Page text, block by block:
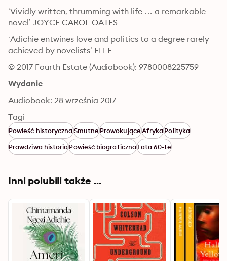
‘Vividly written, thrumming with life … a remarkable
novel’ JOYCE CAROL OATES
‘Adichie entwines love and politics to a degree rarely
achieved by novelists’ ELLE
© 2017 Fourth Estate (Audiobook): 9780008225759
Wydanie
Audiobook: 28 września 2017
Tagi
Powieść historycznaSmutneProwokująceAfrykaPolityka
Prawdziwa historiaPowieść biograficznaLata 60-te
Inni polubili także ...